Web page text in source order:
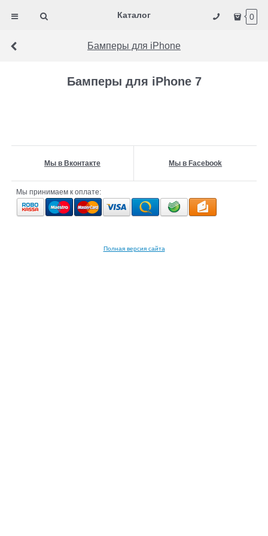
Каталог 0
Бамперы для iPhone
Бамперы для iPhone 7
Мы в Вконтакте Мы в Facebook
Мы принимаем к оплате:
Полная версия сайта